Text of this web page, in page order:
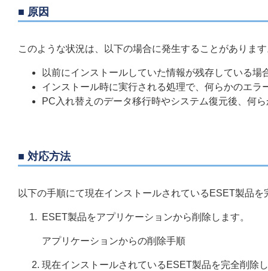
■ 原因
このような状況は、以下の場合に発生することがありま
以前にインストールしていた情報が残存している場
インストール時に実行される処理で、何らかのエラ
PC入れ替えのデータ移行時やシステム復元後、何
■ 対応方法
以下の手順にて現在インストールされているESET製品
ESET製品をアプリケーションから削除します。
アプリケーションからの削除手順
現在インストールされているESET製品を完全削除